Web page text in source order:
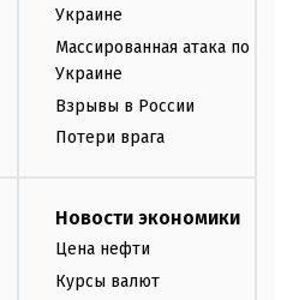
Украине
Массированная атака по
Украине
Взрывы в России
Потери врага
Новости экономики
Цена нефти
Курсы валют